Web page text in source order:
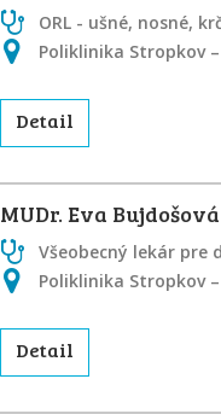
ORL - ušné, nosné,
Poliklinika Stropkov
Detail
MUDr. Eva Bujdošová
Všeobecný lekár pre
Poliklinika Stropkov
Detail